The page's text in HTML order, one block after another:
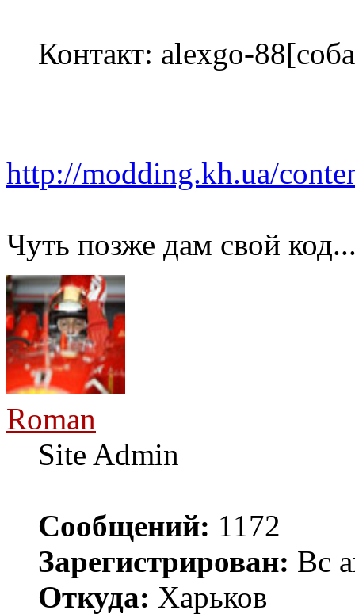
Контакт: alexgo-
http://modding.kh.ua/
Чуть позже дам свой
Roman
Site Admin
Сообщений: 1172
Зарегистрирован: Вс
Откуда: Харьков